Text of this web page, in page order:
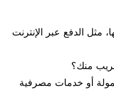
مثل الدفع عبر الإنترنت
منك؟
أو خدمات مصرفية